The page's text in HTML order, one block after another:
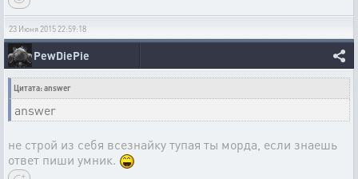
23 Июня 2015 22:59:18
PewDiePie
Цитата: answer
answer
не строй из себя всезнайку тупая ты морда, если знаешь
ответ пиши умник.